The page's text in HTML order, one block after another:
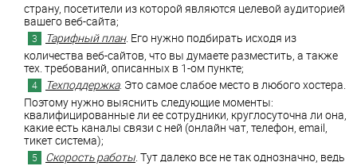
страну, посетители из которой являются целевой аудиторией
вашего веб-сайта;
Тарифный план. Его нужно подбирать исходя из
количества веб-сайтов, что вы думаете разместить, а также
тех. требований, описанных в 1-ом пункте;
Техподдержка. Это самое слабое место в любого хостера.
Поэтому нужно выяснить следующие моменты:
квалифицированные ли ее сотрудники, круглосуточна ли она,
какие есть каналы связи с ней (онлайн чат, телефон, email,
тикет система);
Скорость работы. Тут далеко все не так однозначно, ведь